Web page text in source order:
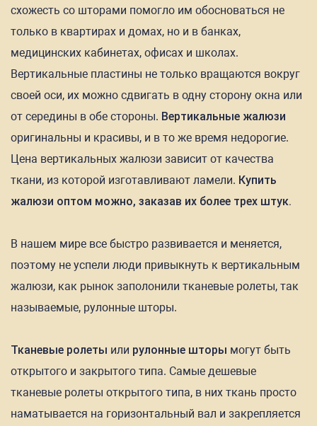
схожесть со шторами помогло им обосноваться не
только в квартирах и домах, но и в банках,
медицинских кабинетах, офисах и школах.
Вертикальные пластины не только вращаются вокруг
своей оси, их можно сдвигать в одну сторону окна или
от середины в обе стороны. Вертикальные жалюзи
оригинальны и красивы, и в то же время недорогие.
Цена вертикальных жалюзи зависит от качества
ткани, из которой изготавливают ламели. Купить
жалюзи оптом можно, заказав их более трех штук.
В нашем мире все быстро развивается и меняется,
поэтому не успели люди привыкнуть к вертикальным
жалюзи, как рынок заполонили тканевые ролеты, так
называемые, рулонные шторы.
Тканевые ролеты или рулонные шторы могут быть
открытого и закрытого типа. Самые дешевые
тканевые ролеты открытого типа, в них ткань просто
наматывается на горизонтальный вал и закрепляется